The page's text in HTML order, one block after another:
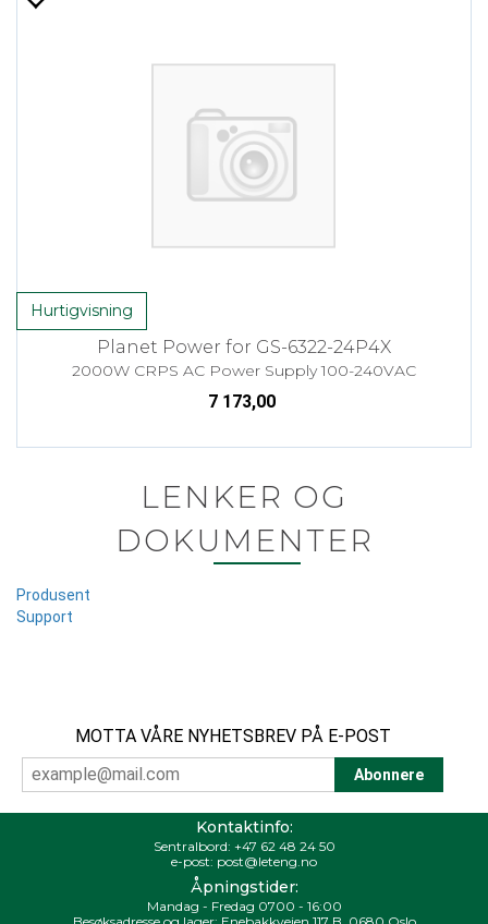
Hurtigvisning
Planet Power for GS-6322-24P4X
2000W CRPS AC Power Supply 100-240VAC
7 173,00
LENKER OG
DOKUMENTER
Produsent
Support
MOTTA VÅRE NYHETSBREV PÅ E-POST
Kontaktinfo:
Sentralbord: +47 62 48 24 50
e-post: post@leteng.no
Åpningstider:
Mandag - Fredag 0700 - 16:00